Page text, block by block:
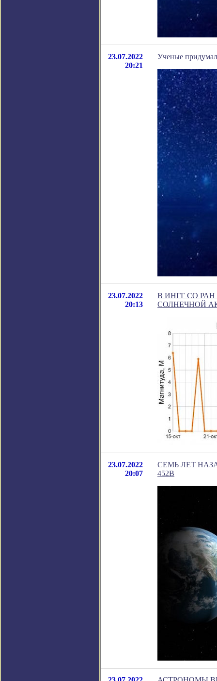
23.07.2022
20:21
Ученые
23.07.2022
20:13
В ИНГГ СО
СОЛНЕЧНОЙ
23.07.2022
20:07
СЕМЬ ЛЕТ
452B